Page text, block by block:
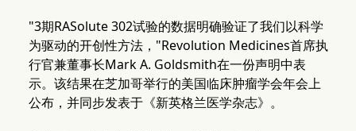
"3期RASolute 302试验的数据明确验证了我们以科学
为驱动的开创性方法，"Revolution Medicines首席执
行官兼董事长Mark A. Goldsmith在一份声明中表
示。该结果在芝加哥举行的美国临床肿瘤学会年会上
公布，并同步发表于《新英格兰医学杂志》。